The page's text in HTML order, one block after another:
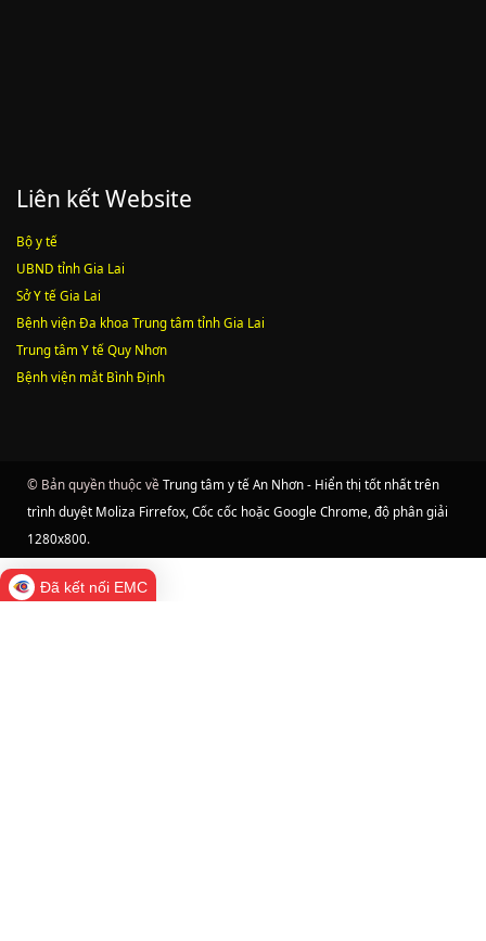
Liên kết Website
Bộ y tế
UBND tỉnh Gia Lai
Sở Y tế Gia Lai
Bệnh viện Đa khoa Trung tâm tỉnh Gia Lai
Trung tâm Y tế Quy Nhơn
Bệnh viện mắt Bình Định
© Bản quyền thuộc về Trung tâm y tế An Nhơn - Hiển thị tốt nhất trên
trình duyệt Moliza Firrefox, Cốc cốc hoặc Google Chrome, độ phân giải
1280x800.
Đã kết nối EMC